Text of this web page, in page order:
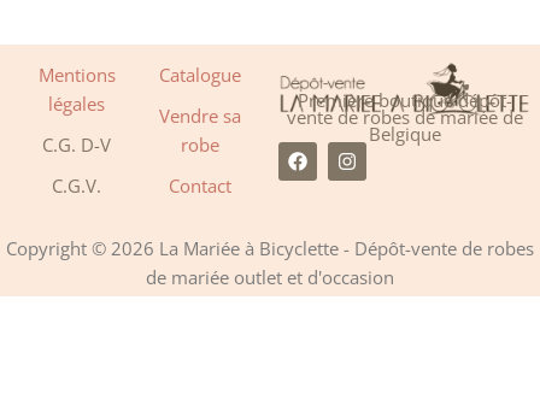
Mentions
légales
C.G. D-V
C.G.V.
Catalogue
Vendre sa
robe
Contact
Première boutique dépôt-
vente de robes de mariée de
Belgique
F
a
c
o
o
k
I
n
s
g
a
m
Copyright © 2026 La Mariée à Bicyclette - Dépôt-vente de robes
de mariée outlet et d'occasion